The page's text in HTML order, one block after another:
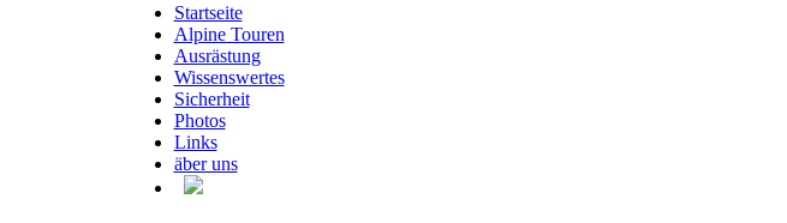
Startseite
Alpine Touren
Ausrästung
Wissenswertes
Sicherheit
Photos
Links
äber uns